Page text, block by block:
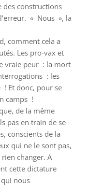
des constructions
« Nous », la
comment cela a
Les pro-vax et
vraie peur : la mort
: les
Et donc, pour se
camps !
de la même
pas en train de se
conscients de la
qui ne le sont pas,
changer. A
cette dictature
nous